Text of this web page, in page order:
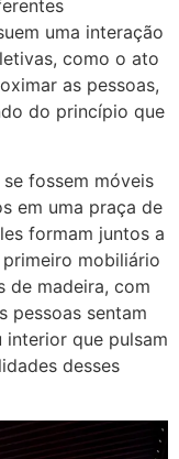
uma interação
como o ato
as pessoas,
do princípio que
fossem móveis
em uma praça de
formam juntos a
mobiliário
de madeira, com
pessoas sentam
interior que pulsam
desses